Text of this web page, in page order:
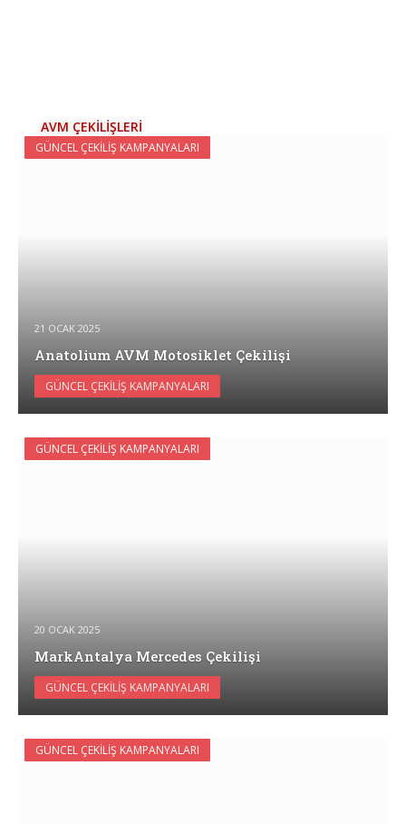
AVM ÇEKİLİŞLERİ
GÜNCEL ÇEKILIŞ KAMPANYALARI
21 OCAK 2025
Anatolium AVM Motosiklet Çekilişi
GÜNCEL ÇEKILIŞ KAMPANYALARI
GÜNCEL ÇEKILIŞ KAMPANYALARI
20 OCAK 2025
MarkAntalya Mercedes Çekilişi
GÜNCEL ÇEKILIŞ KAMPANYALARI
GÜNCEL ÇEKILIŞ KAMPANYALARI